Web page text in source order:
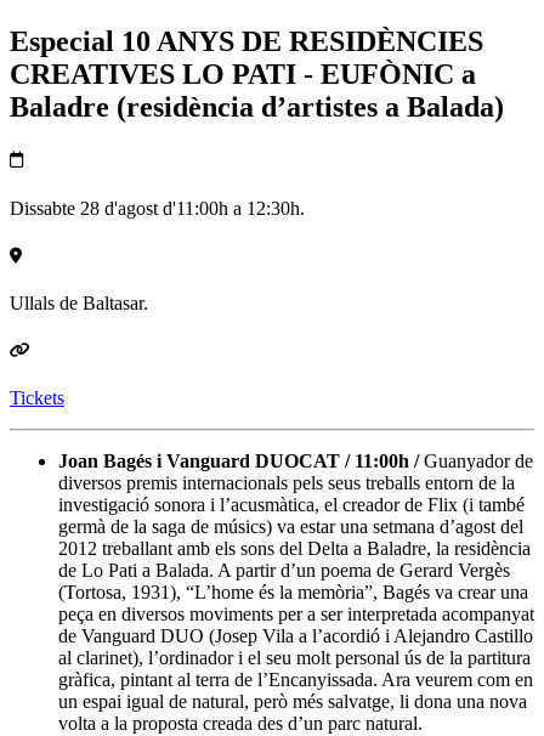
Especial 10 ANYS DE RESIDÈNCIES
CREATIVES LO PATI - EUFÒNIC a
Baladre (residència d’artistes a Balada)
Dissabte 28 d'agost d'11:00h a 12:30h.
Ullals de Baltasar.
Tickets
Joan Bagés i Vanguard DUOCAT / 11:00h /Guanyador de
diversos premis internacionals pels seus treballs entorn de la
investigació sonora i l’acusmàtica, el creador de Flix (i també
germà de la saga de músics) va estar una setmana d’agost del
2012 treballant amb els sons del Delta a Baladre, la residència
de Lo Pati a Balada. A partir d’un poema de Gerard Vergès
(Tortosa, 1931), “L’home és la memòria”, Bagés va crear una
peça en diversos moviments per a ser interpretada acompanyat
de Vanguard DUO (Josep Vila a l’acordió i Alejandro Castillo
al clarinet), l’ordinador i el seu molt personal ús de la partitura
gràfica, pintant al terra de l’Encanyissada. Ara veurem com en
un espai igual de natural, però més salvatge, li dona una nova
volta a la proposta creada des d’un parc natural.